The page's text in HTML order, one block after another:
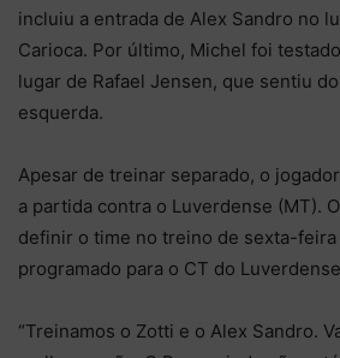
incluiu a entrada de Alex Sandro no
Carioca. Por último, Michel foi
lugar de Rafael Jensen, que sentiu
esquerda.
Apesar de treinar separado, o
a partida contra o Luverdense (MT).
definir o time no treino de sexta-feira
programado para o CT do
“Treinamos o Zotti e o Alex Sandro.